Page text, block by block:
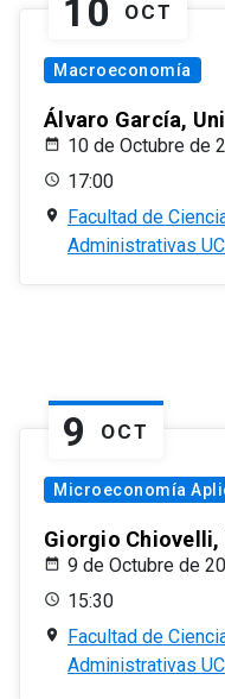
10 OCT
Macroeconomía
Álvaro García,
10 de Octubre de
17:00
Facultad de
Administrativas UC
9 OCT
Microeconomía
Giorgio Chiovelli,
9 de Octubre de
15:30
Facultad de
Administrativas UC